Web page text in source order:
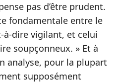
pas d’être prudent.
fondamentale entre le
à-dire vigilant, et celui
soupçonneux. » Et à
analyse, pour la plupart
supposément